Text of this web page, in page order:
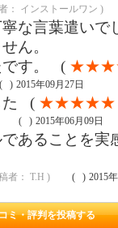
： インストールワン )
な言葉遣いで
ん。
です。 (
( ) 2015年09月27日
た (
( ) 2015年06月09日
であることを
者： T.H ) ( ) 2015
ミ・評判を投稿する